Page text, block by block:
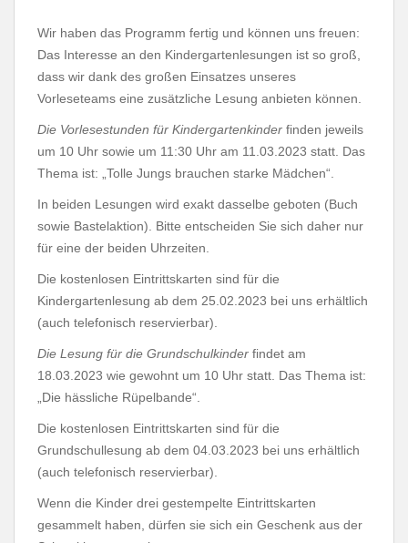
Wir haben das Programm fertig und können uns freuen:
Das Interesse an den Kindergartenlesungen ist so groß,
dass wir dank des großen Einsatzes unseres
Vorleseteams eine zusätzliche Lesung anbieten können.
Die Vorlesestunden für Kindergartenkinder finden jeweils
um 10 Uhr sowie um 11:30 Uhr am 11.03.2023 statt. Das
Thema ist: „Tolle Jungs brauchen starke Mädchen“.
In beiden Lesungen wird exakt dasselbe geboten (Buch
sowie Bastelaktion). Bitte entscheiden Sie sich daher nur
für eine der beiden Uhrzeiten.
Die kostenlosen Eintrittskarten sind für die
Kindergartenlesung ab dem 25.02.2023 bei uns erhältlich
(auch telefonisch reservierbar).
Die Lesung für die Grundschulkinder findet am
18.03.2023 wie gewohnt um 10 Uhr statt. Das Thema ist:
„Die hässliche Rüpelbande“.
Die kostenlosen Eintrittskarten sind für die
Grundschullesung ab dem 04.03.2023 bei uns erhältlich
(auch telefonisch reservierbar).
Wenn die Kinder drei gestempelte Eintrittskarten
gesammelt haben, dürfen sie sich ein Geschenk aus der